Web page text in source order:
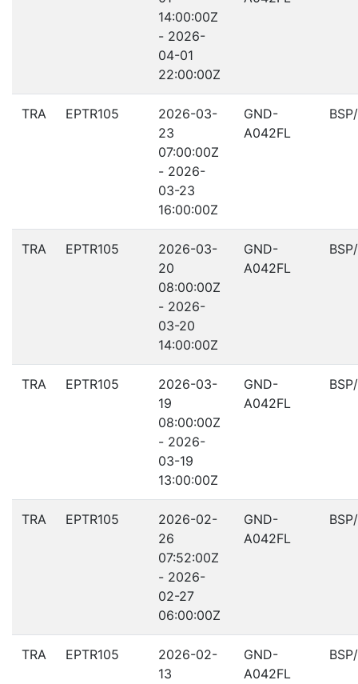
14:00:00Z
- 2026-
04-01
22:00:00Z
TRA EPTR105
2026-03-
23
07:00:00Z
- 2026-
03-23
16:00:00Z
GND-
A042FL
TRA EPTR105
2026-03-
20
08:00:00Z
- 2026-
03-20
14:00:00Z
GND-
A042FL
TRA EPTR105
2026-03-
19
08:00:00Z
- 2026-
03-19
13:00:00Z
GND-
A042FL
TRA EPTR105
2026-02-
26
07:52:00Z
- 2026-
02-27
06:00:00Z
GND-
A042FL
TRA EPTR105
2026-02-
13
GND-
A042FL